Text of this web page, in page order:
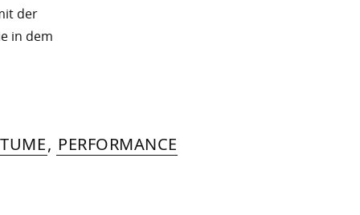
der
in dem
, PERFORMANCE